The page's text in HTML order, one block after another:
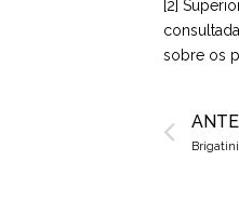
[2]
sobre os